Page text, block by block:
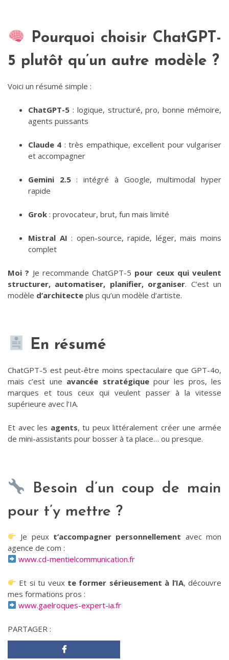
Pourquoi choisir ChatGPT-
5 plutôt qu’un autre modèle ?
Voici un résumé simple :
ChatGPT-5 : logique, structuré, pro, bonne mémoire,
agents puissants
Claude 4 : très empathique, excellent pour vulgariser
et accompagner
Gemini 2.5: intégré à Google, multimodal hyper
rapide
Grok : provocateur, brut, fun mais limité
Mistral AI : open-source, rapide, léger, mais moins
complet
Moi ? Je recommande ChatGPT-5 pour ceux qui veulent
structurer, automatiser, planifier, organiser. C’est un
modèle d’architecte plus qu’un modèle d’artiste.
En résumé
ChatGPT-5 est peut-être moins spectaculaire que GPT-4o,
mais c’est une avancée stratégiquepour les pros, les
marques et tous ceux qui veulent passer à la vitesse
supérieure avec l’IA.
Et avec les agents, tu peux littéralement créer une armée
de mini-assistants pour bosser à ta place… ou presque.
Besoin d’un coup de main
pour t’y mettre ?
Je peux t’accompagner personnellement avec mon
agence de com :
www.cd-mentielcommunication.fr
Et si tu veux te former sérieusement à l’IA, découvre
mes formations pros :
www.gaelroques-expert-ia.fr
PARTAGER :